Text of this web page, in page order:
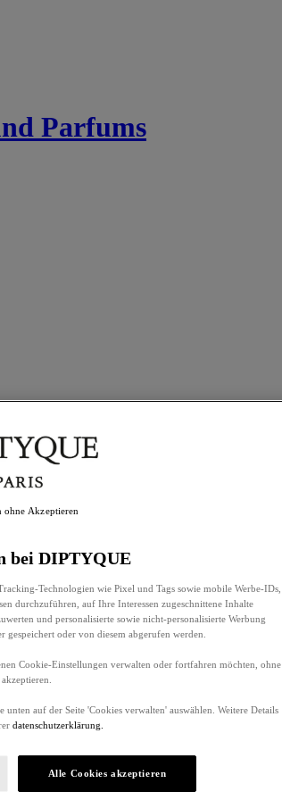
Parfums
bei DIPTYQUE
Technologien wie Pixel und Tags sowie mobile Werbe-IDs,
durchzuführen, auf Ihre Interessen zugeschnittene Inhalte
und personalisierte sowie nicht-personalisierte Werbung
oder von diesem abgerufen werden.
Cookie-Einstellungen verwalten oder fortfahren möchten, ohne
auf der Seite 'Cookies verwalten' auswählen. Weitere Details
datenschutzerklärung.
Alle Cookies akzeptieren
ohne Akzeptieren